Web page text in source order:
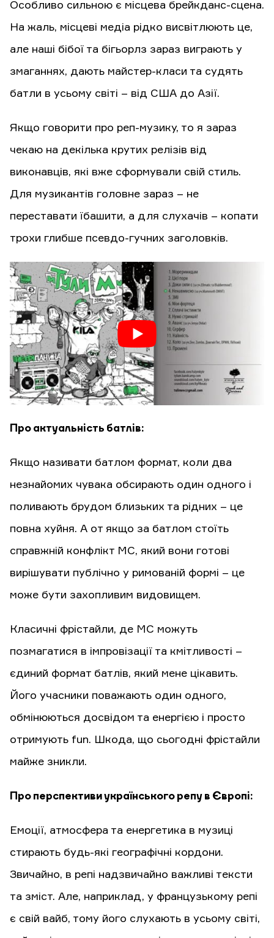
Особливо сильною є місцева брейкданс-сцена.
На жаль, місцеві медіа рідко висвітлюють це,
але наші бібої та бігьорлз зараз виграють у
змаганнях, дають майстер-класи та судять
батли в усьому світі – від США до Азії.
Якщо говорити про реп-музику, то я зараз
чекаю на декілька крутих релізів від
виконавців, які вже сформували свій стиль.
Для музикантів головне зараз – не
переставати їбашити, а для слухачів – копати
трохи глибше псевдо-гучних заголовків.
Про актуальність батлів:
Якщо називати батлом формат, коли два
незнайомих чувака обсирають один одного і
поливають брудом близьких та рідних – це
повна хуйня. А от якщо за батлом стоїть
справжній конфлікт МС, який вони готові
вирішувати публічно у римованій формі – це
може бути захопливим видовищем.
Класичні фрістайли, де МС можуть
позмагатися в імпровізації та кмітливості –
єдиний формат батлів, який мене цікавить.
Його учасники поважають один одного,
обмінюються досвідом та енергією і просто
отримують fun. Шкода, що сьогодні фрістайли
майже зникли.
Про перспективи українського репу в Європі:
Емоції, атмосфера та енергетика в музиці
стирають будь-які географічні кордони.
Звичайно, в репі надзвичайно важливі тексти
та зміст. Але, наприклад, у французькому репі
є свій вайб, тому його слухають в усьому світі,